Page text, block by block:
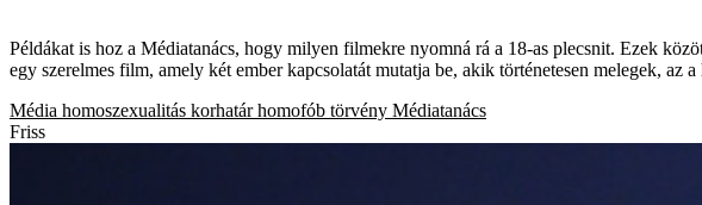
Példákat is hoz a Médiatanács, hogy milyen filmekre nyomná rá a 18-as plecsnit. Ezek
egy szerelmes film, amely két ember kapcsolatát mutatja be, akik történetesen melegek, az
Média homoszexualitás korhatár homofób törvény Médiatanács
Friss